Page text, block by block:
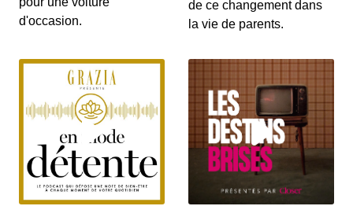
Le Range Rover et le Range Rover Sport s’offrent
quelques nouveautés ! On en parle dans...
S12E140: L'actu auto du 17 juillet 2020
00:04:05 - IL Y A 6 ANS
Au menu de ce vendredi 17 juillet : la découverte
du Cupra Formentor, la présentation de...
d'occasion.
de ce changement dans
la vie de parents.